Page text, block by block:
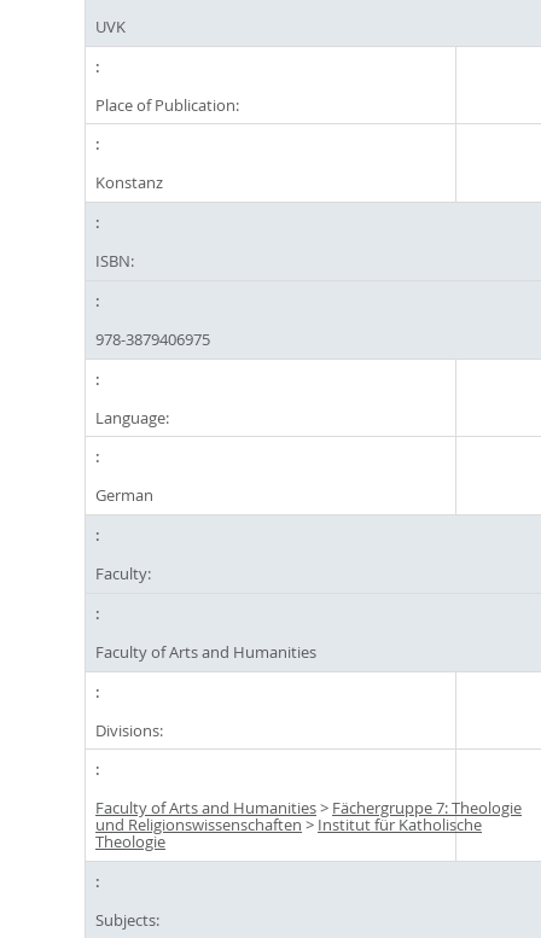
UVK
Place of Publication:
Konstanz
ISBN:
978-3879406975
Language:
German
Faculty:
Faculty of Arts and Humanities
Divisions:
Faculty of Arts and Humanities> Fächergruppe 7: Theologie
und Religionswissenschaften > Institut für Katholische
Theologie
Subjects: